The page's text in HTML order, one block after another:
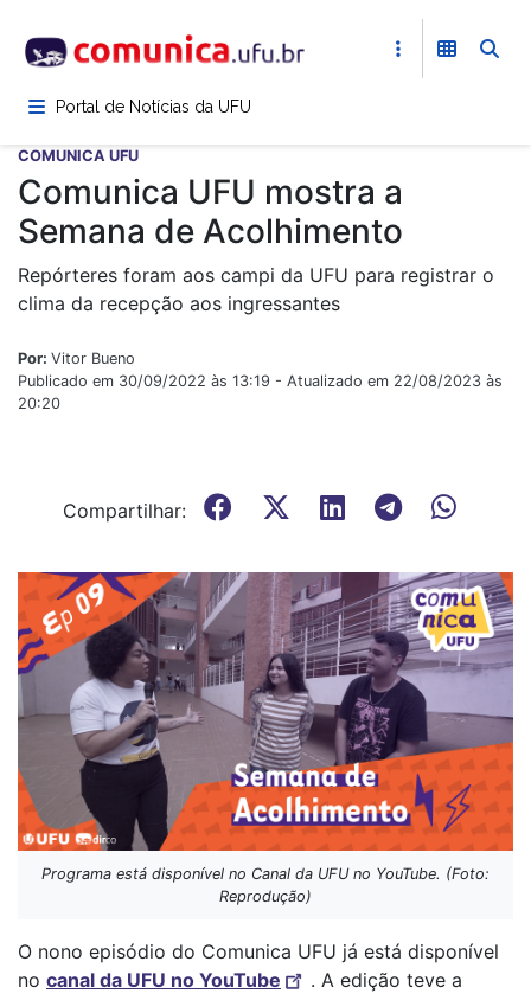
para
conteúdoPortal de Notícias da UFU
COMUNICA UFU
Comunica UFU mostra a
Semana de Acolhimento
Repórteres foram aos campi da UFU para registrar o
clima da recepção aos ingressantes
Por: Vitor Bueno
Publicado em 30/09/2022 às 13:19 - Atualizado em 22/08/2023 às
20:20
Compartilhar:
Programa está disponível no Canal da UFU no YouTube. (Foto:
Reprodução)
O nono episódio do Comunica UFU já está disponível
no canal da UFU no YouTube
. A edição teve a